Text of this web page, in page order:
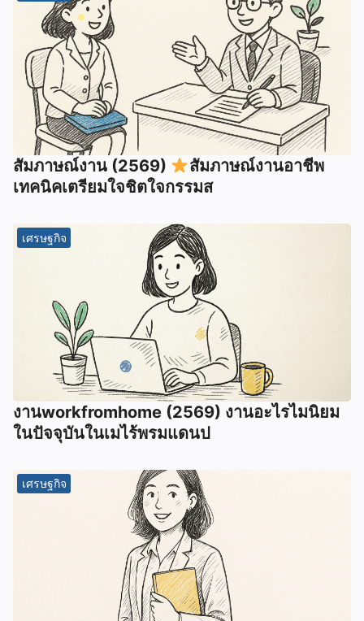
สัมภาษณ์งาน (2569)
สัมภาษณ์งานอาชีพ
เทคนิคเตรียมใจชิตใจกรรมส
เศรษฐกิจ
งานworkfromhome (2569) งานอะไรไมนิยม
ในปัจจุบันในเมไร้พรมแดนป
เศรษฐกิจ